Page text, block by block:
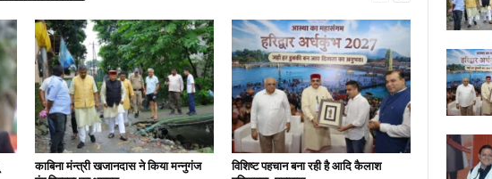
काबिना मंन्त्री खजानदास ने किया मन्नुगंज
विशिष्ट पहचान बना रही है आदि कैलाश